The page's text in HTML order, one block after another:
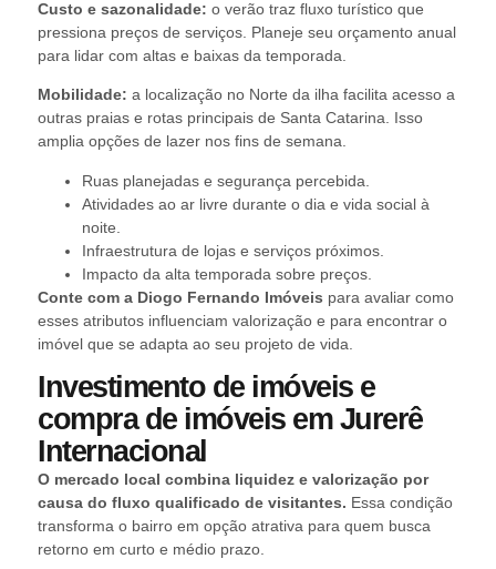
Custo e sazonalidade: o verão traz fluxo turístico que
pressiona preços de serviços. Planeje seu orçamento anual
para lidar com altas e baixas da temporada.
Mobilidade: a localização no Norte da ilha facilita acesso a
outras praias e rotas principais de Santa Catarina. Isso
amplia opções de lazer nos fins de semana.
Ruas planejadas e segurança percebida.
Atividades ao ar livre durante o dia e vida social à
noite.
Infraestrutura de lojas e serviços próximos.
Impacto da alta temporada sobre preços.
Conte com a Diogo Fernando Imóveis para avaliar como
esses atributos influenciam valorização e para encontrar o
imóvel que se adapta ao seu projeto de vida.
Investimento de imóveis e
compra de imóveis em Jurerê
Internacional
O mercado local combina liquidez e valorização por
causa do fluxo qualificado de visitantes. Essa condição
transforma o bairro em opção atrativa para quem busca
retorno em curto e médio prazo.